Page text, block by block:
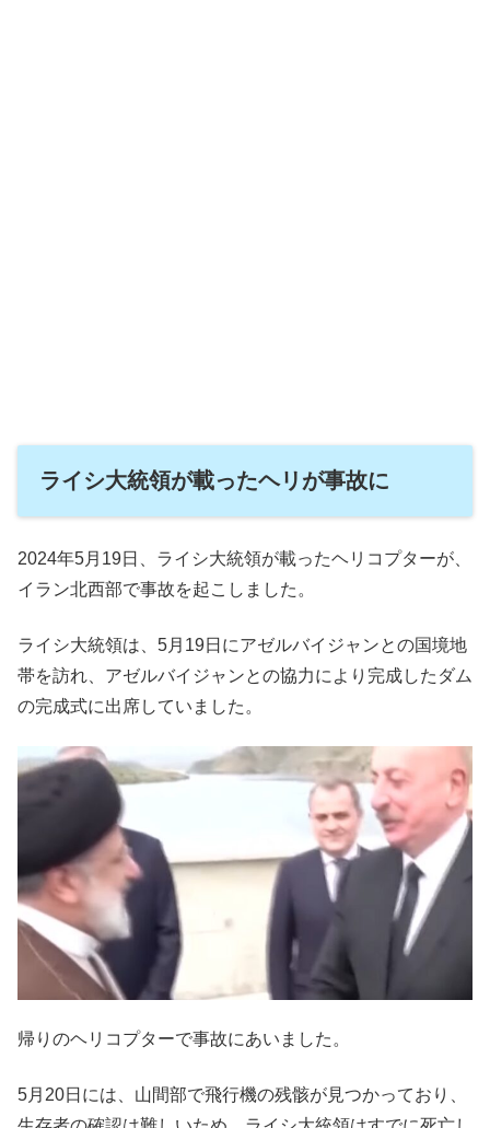
ライシ大統領が載ったヘリが事故に
2024年5月19日、ライシ大統領が載ったヘリコプターが、
イラン北西部で事故を起こしました。
ライシ大統領は、5月19日にアゼルバイジャンとの国境地
帯を訪れ、アゼルバイジャンとの協力により完成したダム
の完成式に出席していました。
帰りのヘリコプターで事故にあいました。
5月20日には、山間部で飛行機の残骸が見つかっており、